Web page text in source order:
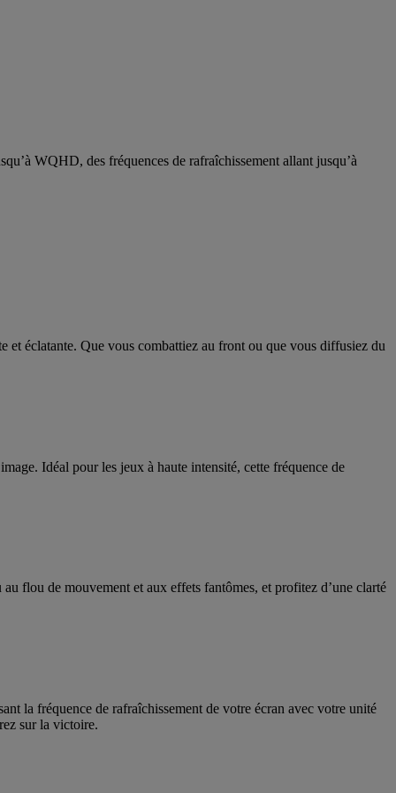
WQHD, des fréquences de rafraîchissement allant jusqu’à
et éclatante. Que vous combattiez au front ou que vous diffusiez du
Idéal pour les jeux à haute intensité, cette fréquence de
flou de mouvement et aux effets fantômes, et profitez d’une clarté
la fréquence de rafraîchissement de votre écran avec votre unité
sur la victoire.